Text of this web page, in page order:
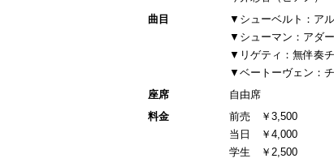
曲目
▼シューベルト：ア
▼シューマン：アダ
▼リゲティ：無伴奏
▼ベートーヴェン：
座席
自由席
料金
前売 ￥3,500
当日 ￥4,000
学生 ￥2,500